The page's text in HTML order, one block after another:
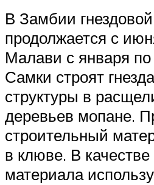
В Замбии
продолжается с
Малави с января
Самки строят
структуры в
деревьев мопане.
строительный
в клюве. В качестве
материала